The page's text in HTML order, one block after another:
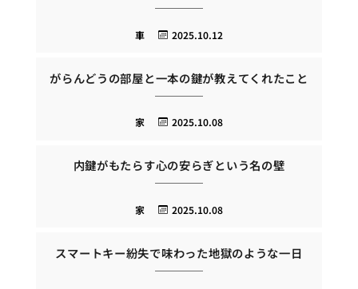
2025.10.12
車
がらんどうの部屋と一本の鍵が教えてくれたこと
2025.10.08
家
内鍵がもたらす心の安らぎという名の壁
2025.10.08
家
スマートキー紛失で味わった地獄のような一日